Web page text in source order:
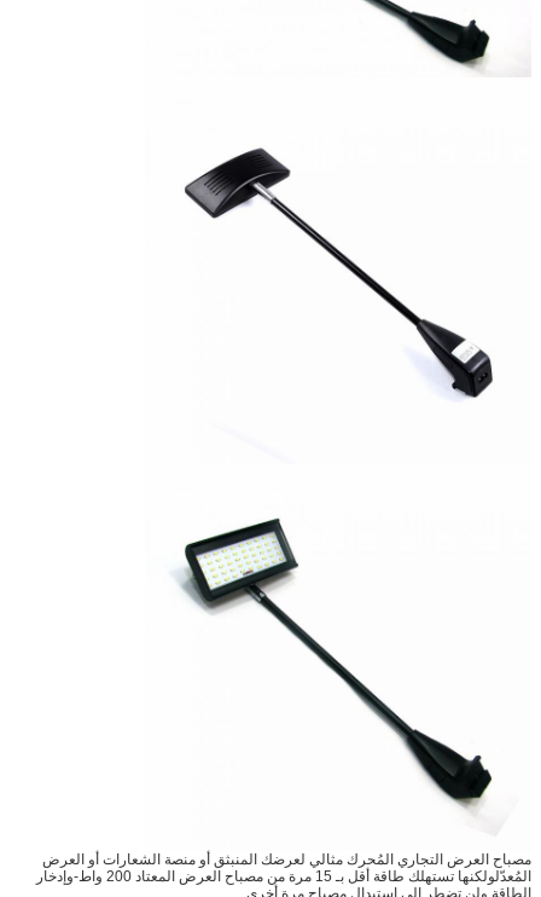
مصباح العرض التجاري المُحرك مثالي لعرضك المنبثق أو منصة الشعارات أو العرض
المُعدّلولكنها تستهلك طاقة أقل بـ 15 مرة من مصباح العرض المعتاد 200 واط-وإدخار
الطاقة ولن تضطر إلى استبدال مصباح مرة أخرى